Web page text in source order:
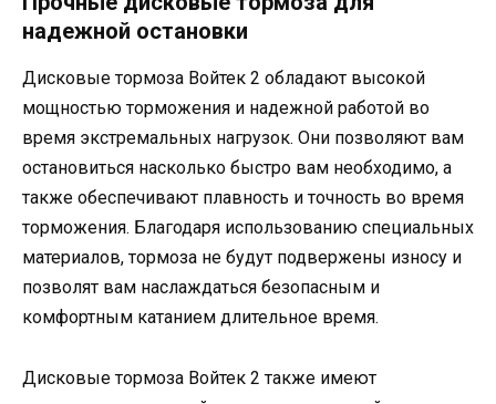
надежной остановки
Дисковые тормоза Войтек 2 обладают высокой
мощностью торможения и надежной работой во
время экстремальных нагрузок. Они позволяют вам
остановиться насколько быстро вам необходимо, а
также обеспечивают плавность и точность во время
торможения. Благодаря использованию специальных
материалов, тормоза не будут подвержены износу и
позволят вам наслаждаться безопасным и
комфортным катанием длительное время.
Дисковые тормоза Войтек 2 также имеют